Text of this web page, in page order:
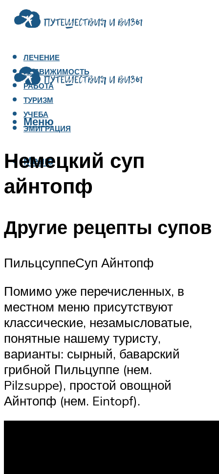
ЛЕЧЕНИЕ
НЕДВИЖИМОСТЬ
РАБОТА
ТУРИЗМ
УЧЕБА
ЭМИГРАЦИЯ
Меню
Меню
Немецкий суп
айнтопф
Другие рецепты супов
ПильцсуппеСуп Айнтопф
Помимо уже перечисленных, в
местном меню присутствуют
классические, незамысловатые,
понятные нашему туристу,
варианты: сырный, баварский
грибной Пильцуппе (нем.
Pilzsuppe), простой овощной
Айнтопф (нем. Eintopf).